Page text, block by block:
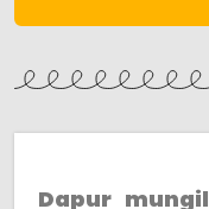
Dapur mungil